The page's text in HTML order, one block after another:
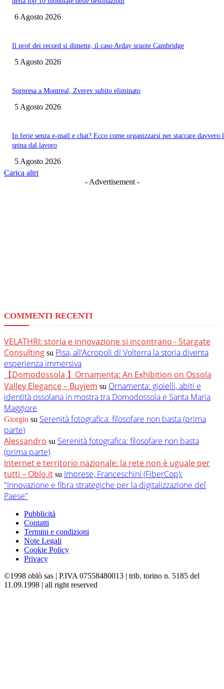
6 Agosto 2026
Il prof dei record si dimette, il caso Arday scuote Cambridge
5 Agosto 2026
Sorpresa a Montreal, Zverev subito eliminato
5 Agosto 2026
In ferie senza e-mail e chat? Ecco come organizzarsi per staccare davvero
spina dal lavoro
5 Agosto 2026
Carica altri
- Advertisement -
COMMENTI RECENTI
VELATHRI: storia e innovazione si incontrano - Stargate
Consulting su Pisa, all’Acropoli di Volterra la storia diventa
esperienza immersiva
【Domodossola 】Ornamenta: An Exhibition on Ossola
Valley Elegance – Buyjem su Ornamenta: gioielli, abiti e
identità ossolana in mostra tra Domodossola e Santa Maria
Maggiore
Giorgio su Serenità fotografica: filosofare non basta (prima
parte)
Alessandro su Serenità fotografica: filosofare non basta
(prima parte)
Internet e territorio nazionale: la rete non è uguale per
tutti – Oblo.it su Imprese, Franceschini (FiberCop):
"Innovazione e fibra strategiche per la digitalizzazione del
Paese"
Pubblicità
Contatti
Termini e condizioni
Note Legali
Cookie Policy
Privacy
©1998 oblò sas | P.IVA 07558480013 | trib. torino n. 5185 del
11.09.1998 | all right reserved